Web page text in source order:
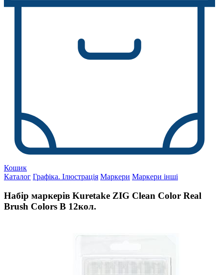
Кошик
Каталог Графіка. Ілюстрація Маркери Маркери інші
Набір маркерів Kuretake ZIG Clean Color Real
Brush Colors B 12кол.